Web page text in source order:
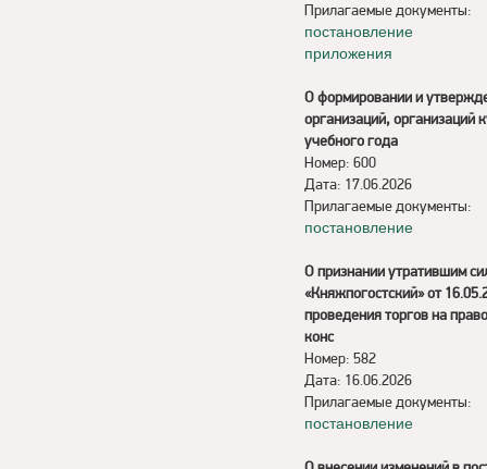
Прилагаемые документы:
постановление
приложения
О формировании и
организаций, организаций
учебного года
Номер: 600
Дата: 17.06.2026
Прилагаемые документы:
постановление
О признании утратившим
«Княжпогостский» от
проведения торгов на
конс
Номер: 582
Дата: 16.06.2026
Прилагаемые документы:
постановление